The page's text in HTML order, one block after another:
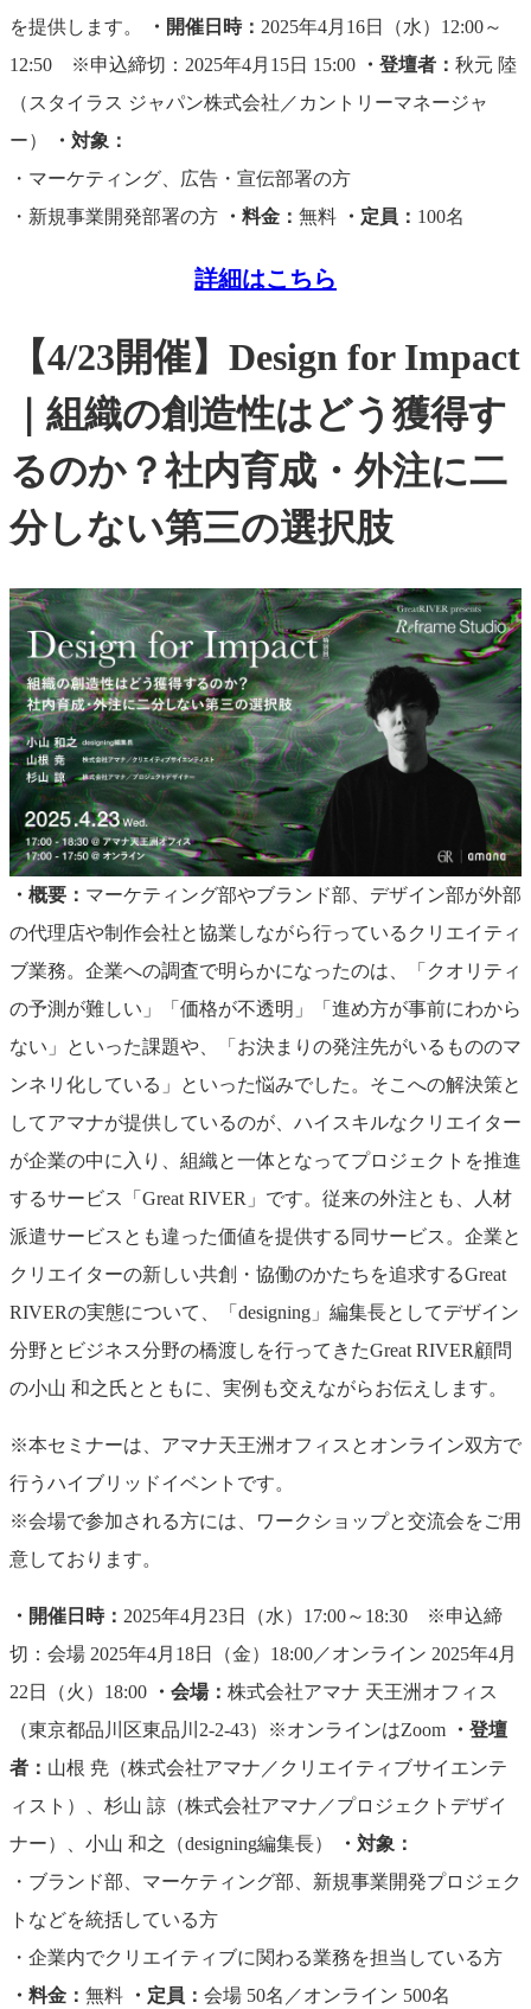
を提供します。
・開催日時： 2025年4月16日（水）12:00～
12:50 ※申込締切：2025年4月15日 15:00
・登壇者： 秋元 陸
（スタイラス ジャパン株式会社／カントリーマネージャ
ー）
・対象：
・マーケティング、広告・宣伝部署の方
・新規事業開発部署の方
・料金： 無料 ・定員： 100名
詳細はこちら
【4/23開催】Design for Impact
｜組織の創造性はどう獲得す
るのか？社内育成・外注に二
分しない第三の選択肢
・概要： マーケティング部やブランド部、デザイン部が外部
の代理店や制作会社と協業しながら行っているクリエイティ
ブ業務。企業への調査で明らかになったのは、「クオリティ
の予測が難しい」「価格が不透明」「進め方が事前にわから
ない」といった課題や、「お決まりの発注先がいるもののマ
ンネリ化している」といった悩みでした。そこへの解決策と
してアマナが提供しているのが、ハイスキルなクリエイター
が企業の中に入り、組織と一体となってプロジェクトを推進
するサービス「Great RIVER」です。従来の外注とも、人材
派遣サービスとも違った価値を提供する同サービス。企業と
クリエイターの新しい共創・協働のかたちを追求するGreat
RIVERの実態について、「designing」編集長としてデザイン
分野とビジネス分野の橋渡しを行ってきたGreat RIVER顧問
の小山 和之氏とともに、実例も交えながらお伝えします。
※本セミナーは、アマナ天王洲オフィスとオンライン双方で
行うハイブリッドイベントです。
※会場で参加される方には、ワークショップと交流会をご用
意しております。
・開催日時： 2025年4月23日（水）17:00～18:30 ※申込締
切：会場 2025年4月18日（金）18:00／オンライン 2025年4月
22日（火）18:00
・会場： 株式会社アマナ 天王洲オフィス
（東京都品川区東品川2-2-43）※オンラインはZoom
・登壇
者： 山根 尭（株式会社アマナ／クリエイティブサイエンテ
ィスト）、杉山 諒（株式会社アマナ／プロジェクトデザイ
ナー）、小山 和之（designing編集長）
・対象：
・ブランド部、マーケティング部、新規事業開発プロジェク
トなどを統括している方
・企業内でクリエイティブに関わる業務を担当している方
・料金： 無料 ・定員： 会場 50名／オンライン 500名